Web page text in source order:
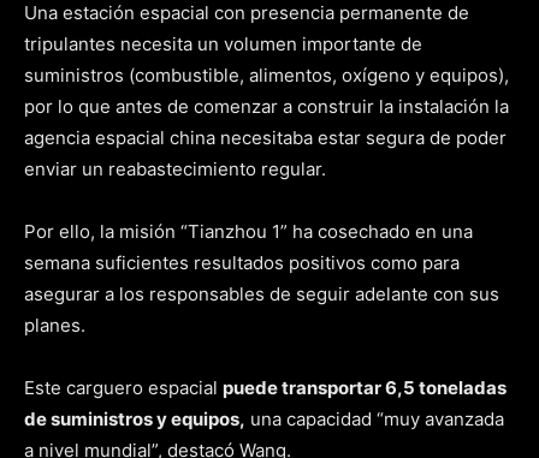
Una estación espacial con presencia permanente de
tripulantes necesita un volumen importante de
suministros (combustible, alimentos, oxígeno y equipos),
por lo que antes de comenzar a construir la instalación la
agencia espacial china necesitaba estar segura de poder
enviar un reabastecimiento regular.
Por ello, la misión “Tianzhou 1” ha cosechado en una
semana suficientes resultados positivos como para
asegurar a los responsables de seguir adelante con sus
planes.
Este carguero espacial puede transportar 6,5 toneladas
de suministros y equipos, una capacidad “muy avanzada
a nivel mundial”, destacó Wang.